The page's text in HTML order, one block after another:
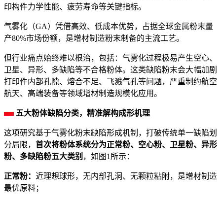
印构件力学性能、疲劳寿命等关键指标。
气雾化（GA）凭借高效、低成本优势，占据全球金属粉末量
产80%市场份额，是增材制造粉末制备的主流工艺。
但行业痛点始终难以根治，包括：气雾化过程极易产生空心、
卫星、异形、多缺陷等不合格粉体。这类缺陷粉末会大幅加剧
打印件内部孔隙、熔合不足、飞溅气孔等问题，严重制约航空
航天、高端装备等领域增材制造规模化应用。
五大粉体缺陷分类，精准解构成形机理
这项研究基于气雾化粉末缺陷形成机制，打破传统单一缺陷划
分局限， 首次将粉体系统分为正常粉、空心粉、卫星粉、异形
粉、多缺陷粉五大类别 ，如图1所示：
正常粉： 近理想球形，无内部孔洞、无颗粒粘附，是增材制造
最优原料；